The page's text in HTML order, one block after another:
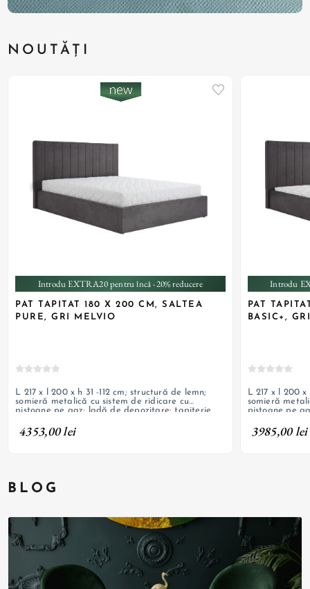
NOUTĂȚI
Introdu EXTRA20 pentru încă -20% reducere
PAT TAPITAT 180 X 200 CM, SALTEA
PURE, GRI MELVIO
L 217 x l 200 x h 31 -112 cm; structură de lemn;
somieră metalică cu sistem de ridicare cu
pistoane pe gaz; ladă de depozitare; tapițerie
saltea Mediro Pure
4353,00 lei
Introdu
PAT
BASIC+,
L 217 x l 200
somieră
pistoane pe
saltea Mediro
3985,00 lei
BLOG